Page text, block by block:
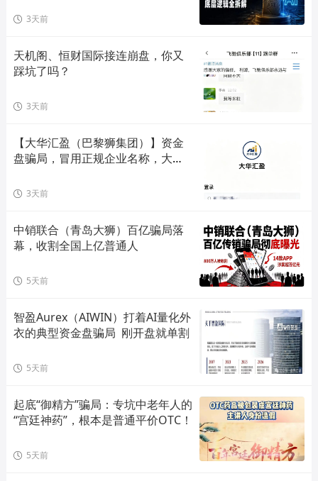
3天前
天机阁、恒财国际接连崩盘，你又
踩坑了吗？
3天前
【大华汇盈（巴黎狮集团）】资金
盘骗局，冒用正规企业名称，大量
3天前
中销联合（青岛大狮）百亿骗局落
幕，收割全国上亿普通人
5天前
智盈Aurex（AIWIN）打着AI量化外
衣的典型资金盘骗局  刚开盘就单割
5天前
起底“御精方”骗局：专坑中老年人的
“宫廷神药”，根本是普通平价OTC！
5天前